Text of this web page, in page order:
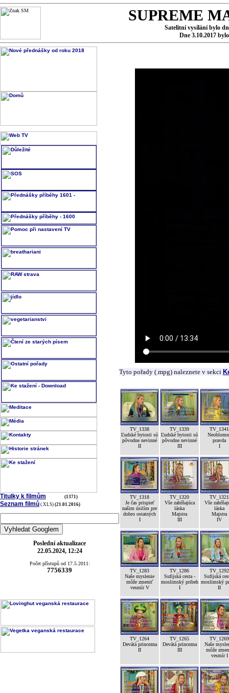
SUPREME
Satelitní vysílání bylo
Dne 3.10.2017
Titulky k filmům (1371)
Seznam filmů (.XLS) (21.01.2016)
Poslední aktualizace
22.05.2024, 12:24
Počet přístupů od 17.5.2011:
7756339
Tyto pořady (.mpg) naleznete v sekci
TV_1338
Ľudské bytosti sú
pôvodne nevinné
II
TV_1339
Ľudské bytosti sú
pôvodne nevinné
III
TV_1341
pravda
I
TV_1318
Je čas prispieť
našim úsilím pre
dobro ostatných
I
TV_1320
Vše zahŕňajúca
láska
Majstra
III
TV_1321
Vše
láska
Majstra
IV
TV_1283
Naše myslenie
môže zmeniť
vesmír V
TV_1286
Sufijská cesta -
moslimský pribeh
I
TV_1292
Sufijská
moslimský
II
TV_1264
Devátá princezna
II
TV_1265
Devátá princezna
III
TV_1269
Naše
môže
vesmír I